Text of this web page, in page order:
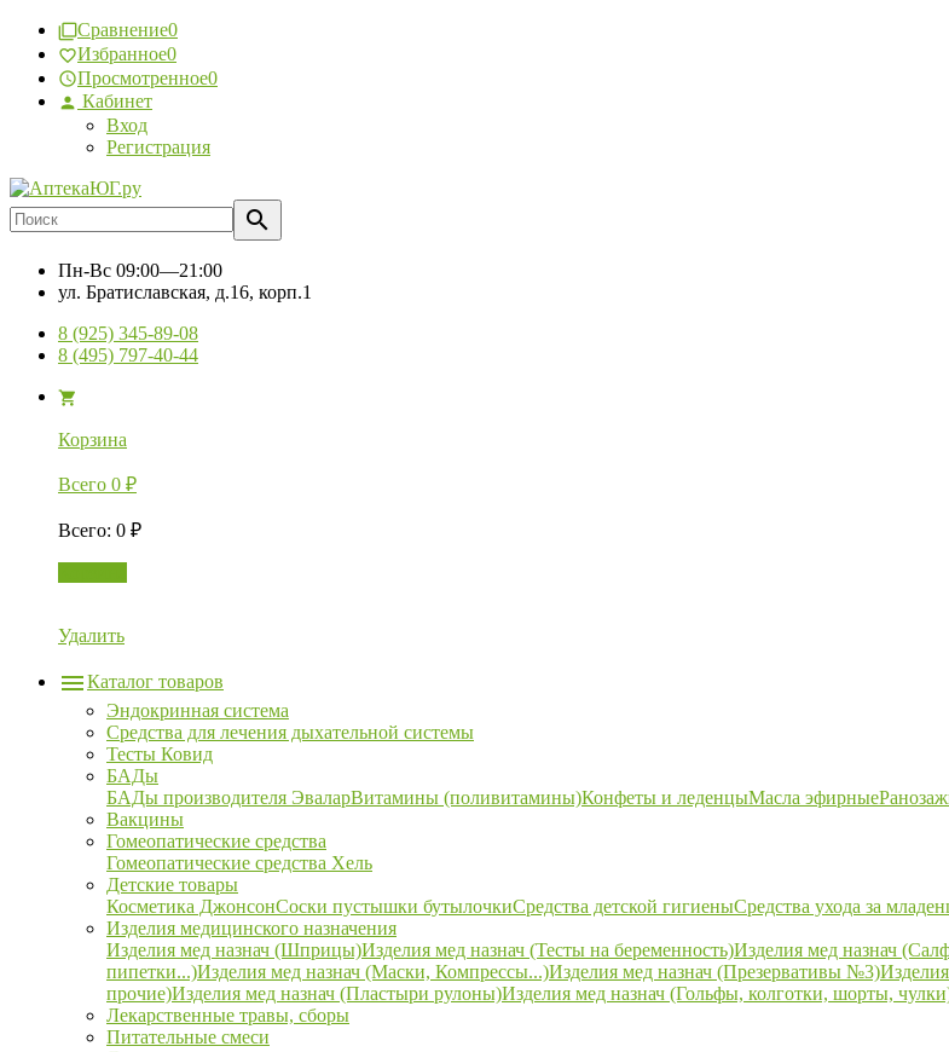
Сравнение0
Избранное0
Просмотренное0
Кабинет
Вход
Регистрация
Пн-Вс 09:00—21:00
ул. Братиславская, д.16, корп.1
8 (925) 345-89-08
8 (495) 797-40-44
Корзина
Всего 0 ₽
Всего: 0 ₽
Удалить
Каталог товаров
Эндокринная система
Средства для лечения дыхательной системы
Тесты Ковид
БАДы
БАДы производителя ЭваларВитамины (поливитамины)Конфеты и леденцыМасла эфирные
Вакцины
Гомеопатические средства
Гомеопатические средства Хель
Детские товары
Косметика ДжонсонСоски пустышки бутылочкиСредства детской гигиеныСредства ухода за
Изделия медицинского назначения
Изделия мед назнач (Шприцы)Изделия мед назнач (Тесты на беременность)Изделия мед назнач
пипетки...)Изделия мед назнач (Маски, Компрессы...)Изделия мед назнач (Презервативы №3)
прочие)Изделия мед назнач (Пластыри рулоны)Изделия мед назнач (Гольфы, колготки, шорты,
Лекарственные травы, сборы
Питательные смеси